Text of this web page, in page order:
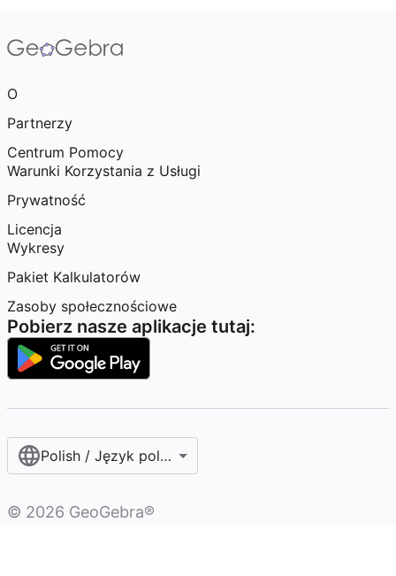
O
Partnerzy
Centrum Pomocy
Warunki Korzystania z Usługi
Prywatność
Licencja
Wykresy
Pakiet Kalkulatorów
Zasoby społecznościowe
Pobierz nasze aplikacje tutaj:
Polish / Język polski‎
© 2026 GeoGebra®